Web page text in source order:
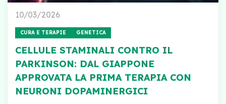
10/03/2026
CURA E TERAPIE GENETICA
CELLULE STAMINALI CONTRO IL
PARKINSON: DAL GIAPPONE
APPROVATA LA PRIMA TERAPIA CON
NEURONI DOPAMINERGICI